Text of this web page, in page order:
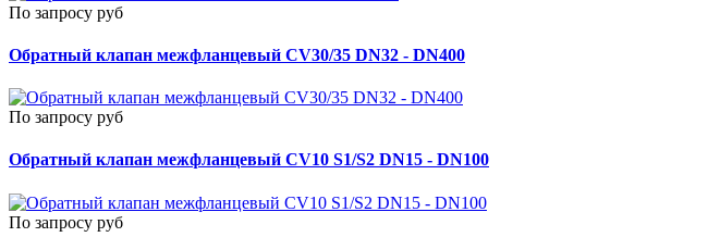
По запросу руб
Обратный клапан межфланцевый CV30/35 DN32 - DN400
По запросу руб
Обратный клапан межфланцевый CV10 S1/S2 DN15 - DN100
По запросу руб